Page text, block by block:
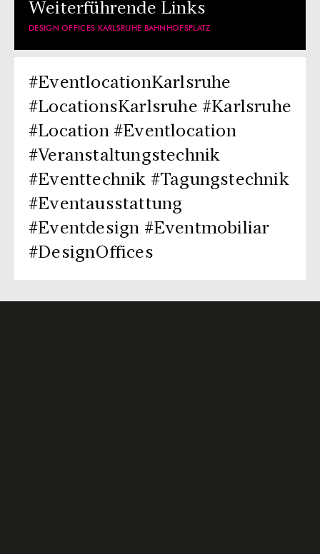
Weiterführende Links
DESIGN OFFICES KARLSRUHE BAHNHOFSPLATZ
#EventlocationKarlsruhe
#LocationsKarlsruhe #Karlsruhe
#Location #Eventlocation
#Veranstaltungstechnik
#Eventtechnik #Tagungstechnik
#Eventausstattung
#Eventdesign #Eventmobiliar
#DesignOffices